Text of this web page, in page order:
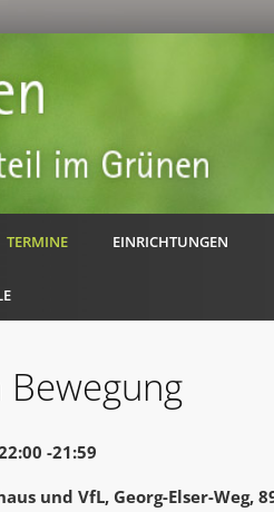
TERMINE EINRICHTUNGEN
-21:59
und VfL, Georg-Elser-Weg,